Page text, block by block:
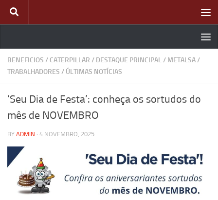
Skip to content
BENEFICIOS / CATERPILLAR / DESTAQUE PRINCIPAL/ METALSA/
TRABALHADORES / ÚLTIMAS NOTÍCIAS
‘Seu Dia de Festa’: conheça os sortudos do
mês de NOVEMBRO
BY ADMIN · 4 NOVEMBRO, 2025